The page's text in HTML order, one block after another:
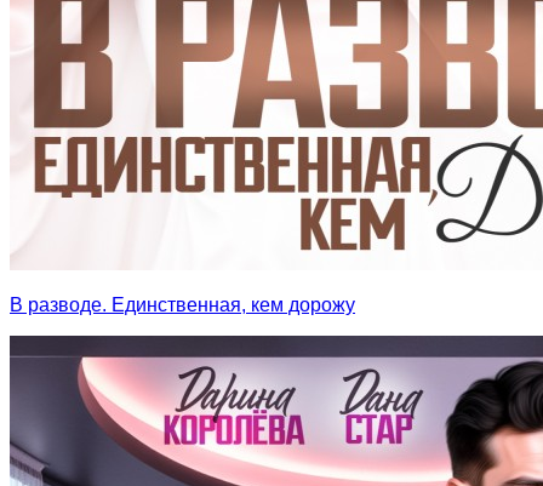
В разводе. Единственная, кем дорожу